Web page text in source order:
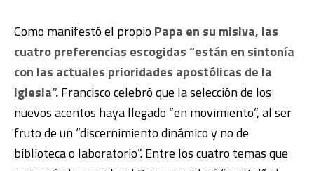
Como manifestó el propio Papa en su misiva, las
cuatro preferencias escogidas “están en sintonía
con las actuales prioridades apostólicas de la
Iglesia”.Francisco celebró que la selección de los
nuevos acentos haya llegado “en movimiento”, al ser
fruto de un “discernimiento dinámico y no de
biblioteca o laboratorio”. Entre los cuatro temas que